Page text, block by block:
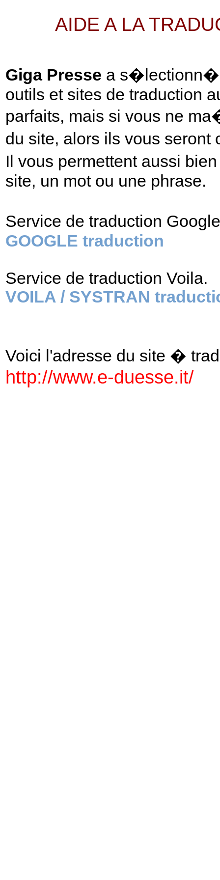
AIDE A LA
Giga Presse a s�lectionn�
outils et sites de traduction
parfaits, mais si vous ne
du site, alors ils vous
Il vous permettent aussi
site, un mot ou une phrase.
Service de traduction
GOOGLE traduction
Service de traduction Voila.
VOILA / SYSTRAN
Voici l'adresse du site �
http://www.e-duesse.it/